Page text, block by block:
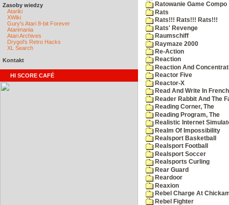
Zasoby wiedzy
Atariki
XWiki
Gury's Atari 8-bit Forever
Atarimania
Atari Archives
Drygol's Retro Hacks
XL Search
Kontakt
HI SCORE CAFÉ
Ratowanie Game Compo
Rats
Rats!!! Rats!!! Rats!!!
Rats' Revenge
Raumschiff
Raymaze 2000
Re-Action
Reaction
Reaction And
Reactor Five
Reactor-X
Read And Write In
Reader Rabbit And The
Reading Corner, The
Reading Program, The
Realistic Internet
Realm Of Impossibility
Realsport Basketball
Realsport Football
Realsport Soccer
Realsports Curling
Rear Guard
Reardoor
Reaxion
Rebel Charge At
Rebel Fighter